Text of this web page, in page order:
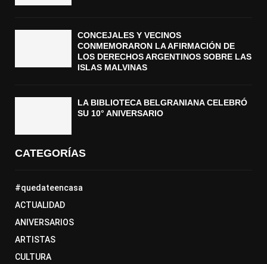
CONCEJALES Y VECINOS
CONMEMORARON LA AFIRMACIÓN DE
LOS DERECHOS ARGENTINOS SOBRE LAS
ISLAS MALVINAS
LA BIBLIOTECA BELGRANIANA CELEBRÓ
SU 10° ANIVERSARIO
CATEGORÍAS
#quedateencasa
ACTUALIDAD
ANIVERSARIOS
ARTISTAS
CULTURA